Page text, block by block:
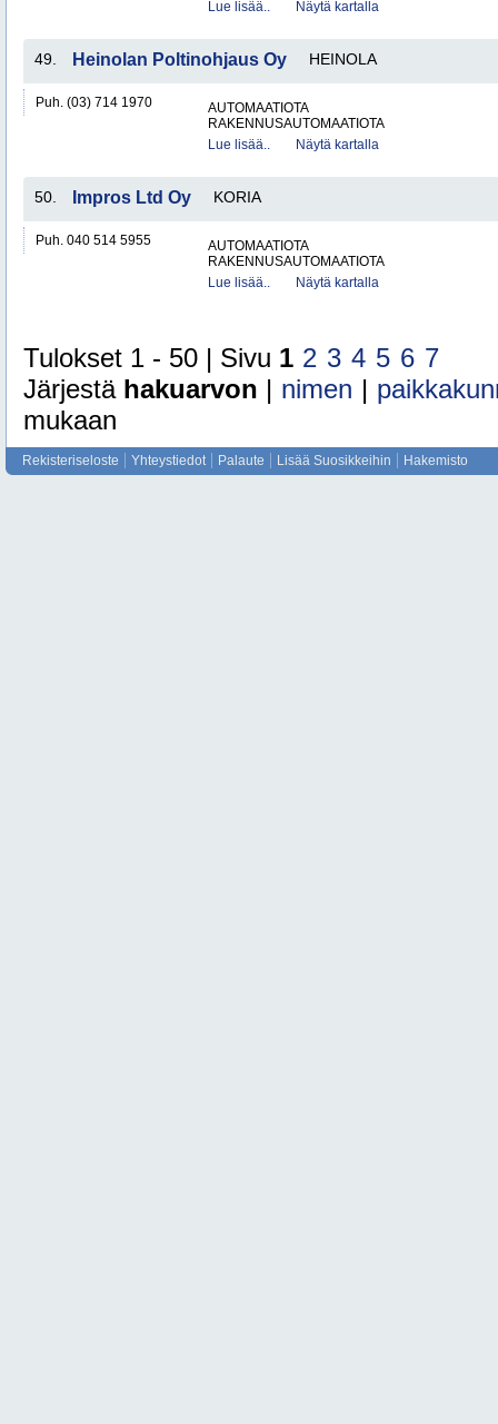
Lue lisää.. Näytä kartalla
49. Heinolan Poltinohjaus Oy HEINOLA
Puh. (03) 714 1970
AUTOMAATIOTA
RAKENNUSAUTOMAATIOTA
Lue lisää..
Näytä kartalla
50. Impros Ltd Oy KORIA
Puh. 040 514 5955
AUTOMAATIOTA
RAKENNUSAUTOMAATIOTA
Lue lisää..
Näytä kartalla
Tulokset 1 - 50 | Sivu 1 2 3 4 5 6 7
Järjestä hakuarvon | nimen |
mukaan
Rekisteriseloste Yhteystiedot Palaute Lisää Suosikkeihin Hakemisto